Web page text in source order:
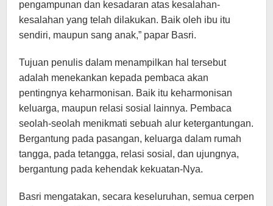
pengampunan dan kesadaran atas kesalahan-
kesalahan yang telah dilakukan. Baik oleh ibu itu
sendiri, maupun sang anak,” papar Basri.
Tujuan penulis dalam menampilkan hal tersebut
adalah menekankan kepada pembaca akan
pentingnya keharmonisan. Baik itu keharmonisan
keluarga, maupun relasi sosial lainnya. Pembaca
seolah-seolah menikmati sebuah alur ketergantungan.
Bergantung pada pasangan, keluarga dalam rumah
tangga, pada tetangga, relasi sosial, dan ujungnya,
bergantung pada kehendak kekuatan-Nya.
Basri mengatakan, secara keseluruhan, semua cerpen